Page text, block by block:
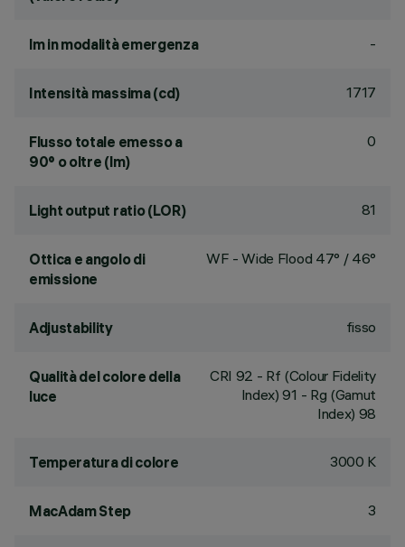
lm in modalità emergenza -
Intensità massima (cd) 1717
Flusso totale emesso a
90° o oltre (lm)
0
Light output ratio (LOR) 81
Ottica e angolo di
emissione
WF - Wide Flood 47° / 46°
Adjustability fisso
Qualità del colore della
luce
CRI 92 - Rf (Colour Fidelity
Index) 91 - Rg (Gamut
Index) 98
Temperatura di colore 3000 K
MacAdam Step 3